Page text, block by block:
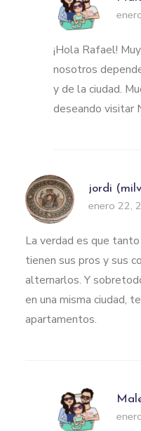
¡Hola Rafael!
nosotros
y de la ciudad.
deseando visitar
jordi
enero 22,
La verdad es que
tienen sus pros y sus
alternarlos. Y
en una misma ciudad,
apartamentos.